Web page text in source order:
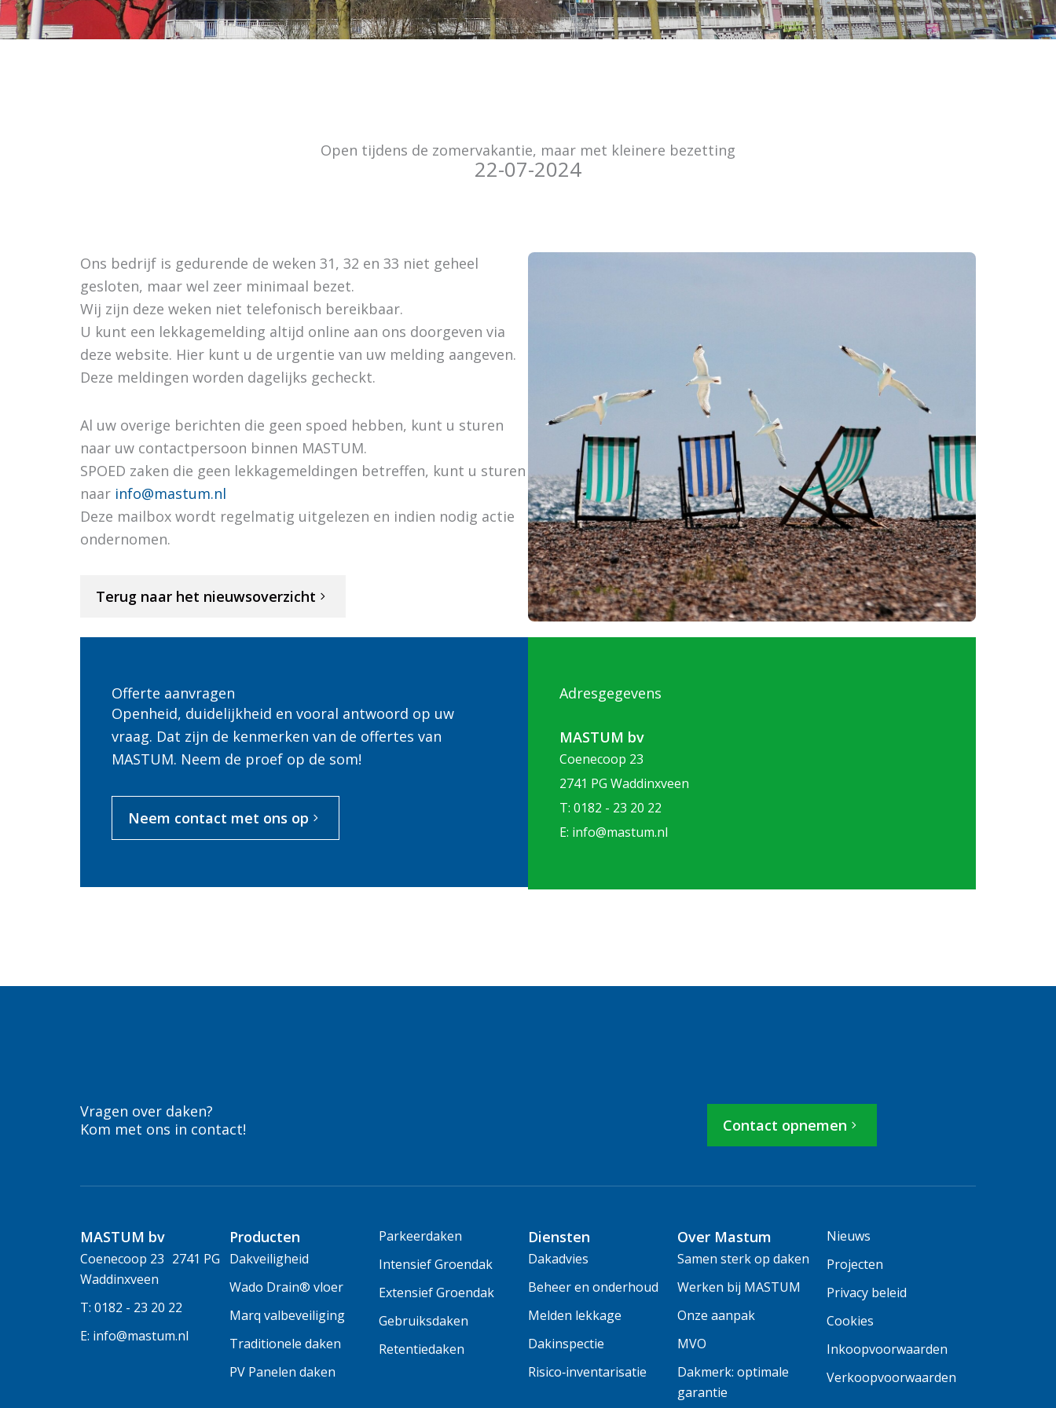
Open tijdens de zomervakantie, maar met kleinere bezetting
22-07-2024
Ons bedrijf is gedurende de weken 31, 32 en 33 niet geheel
gesloten, maar wel zeer minimaal bezet.
Wij zijn deze weken niet telefonisch bereikbaar.
U kunt een lekkagemelding altijd online aan ons doorgeven via
deze website. Hier kunt u de urgentie van uw melding aangeven.
Deze meldingen worden dagelijks gecheckt.
Al uw overige berichten die geen spoed hebben, kunt u sturen
naar uw contactpersoon binnen MASTUM.
SPOED zaken die geen lekkagemeldingen betreffen, kunt u sturen
naar info@mastum.nl
Deze mailbox wordt regelmatig uitgelezen en indien nodig actie
ondernomen.
Terug naar het nieuwsoverzicht
Offerte aanvragen
Openheid, duidelijkheid en vooral antwoord op uw
vraag. Dat zijn de kenmerken van de offertes van
MASTUM. Neem de proef op de som!
Neem contact met ons op
Adresgegevens
MASTUM bv
Coenecoop 23
2741 PG Waddinxveen
T: 0182 - 23 20 22
E: info@mastum.nl
Vragen over daken?
Kom met ons in contact!
Contact opnemen
MASTUM bv
Coenecoop 23 2741 PG
Waddinxveen
T: 0182 - 23 20 22
E: info@mastum.nl
Producten
Dakveiligheid
Wado Drain® vloer
Marq valbeveiliging
Traditionele daken
PV Panelen daken
Parkeerdaken
Intensief Groendak
Extensief Groendak
Gebruiksdaken
Retentiedaken
Diensten
Dakadvies
Beheer en onderhoud
Melden lekkage
Dakinspectie
Risico‑inventarisatie
Over Mastum
Samen sterk op daken
Werken bij MASTUM
Onze aanpak
MVO
Dakmerk: optimale
garantie
Nieuws
Projecten
Privacy beleid
Cookies
Inkoopvoorwaarden
Verkoopvoorwaarden